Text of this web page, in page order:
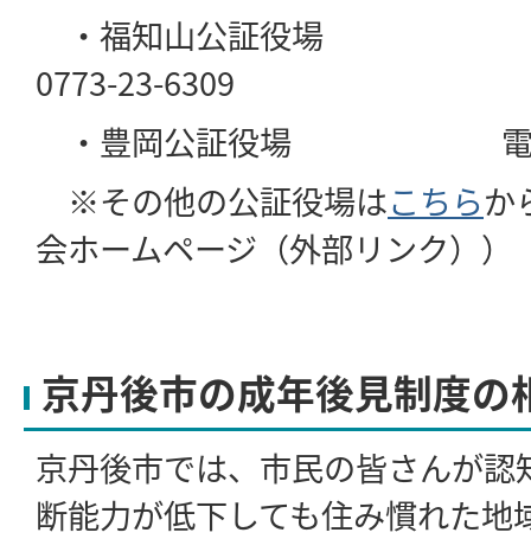
・福知山公証
0773-23-6309
・豊岡公証役場 電話
※その他の公証役場はこちらか
会ホームページ（外部リンク））
京丹後市の成年後見制度の
京丹後市では、市民の皆さんが認
断能力が低下しても住み慣れた地